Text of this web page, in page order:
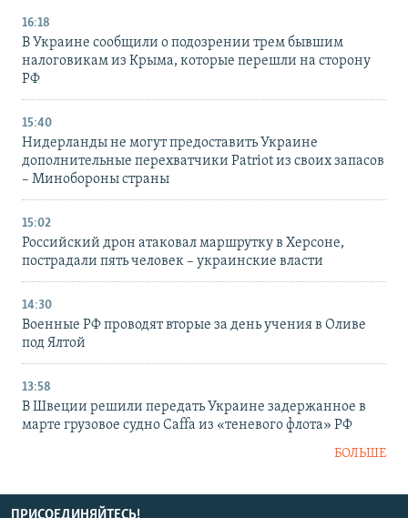
16:18
В Украине сообщили о подозрении трем бывшим
налоговикам из Крыма, которые перешли на сторону
РФ
15:40
Нидерланды не могут предоставить Украине
дополнительные перехватчики Patriot из своих запасов
– Минобороны страны
15:02
Российский дрон атаковал маршрутку в Херсоне,
пострадали пять человек – украинские власти
14:30
Военные РФ проводят вторые за день учения в Оливе
под Ялтой
13:58
В Швеции решили передать Украине задержанное в
марте грузовое судно Caffa из «теневого флота» РФ
БОЛЬШЕ